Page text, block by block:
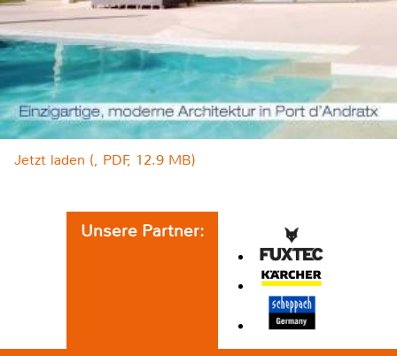
Jetzt laden (, PDF, 12.9 MB)
Unsere Partner: